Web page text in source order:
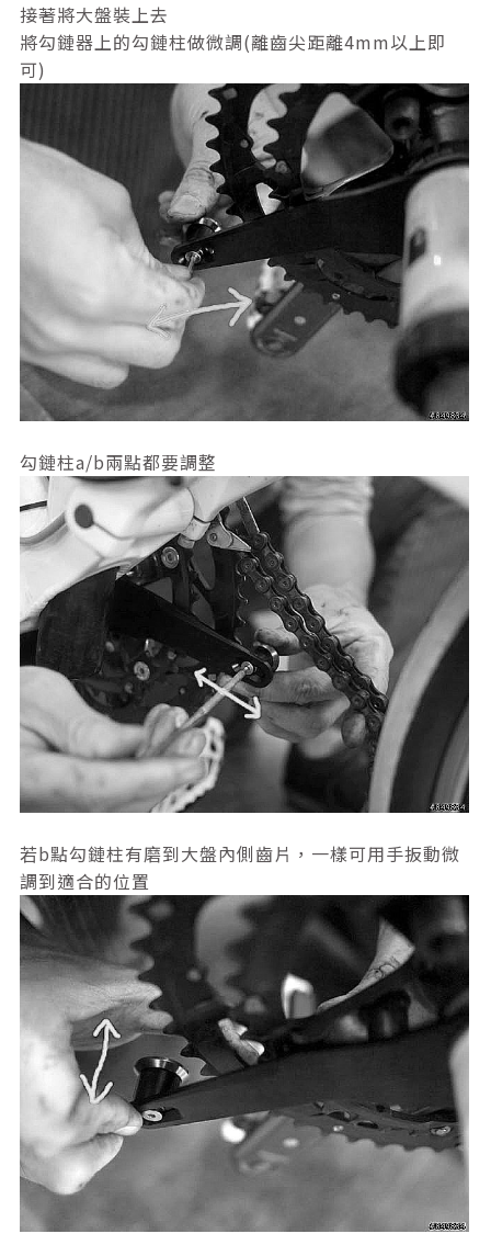
接著將大盤裝上去
將勾鏈器上的勾鏈柱做微調(離齒尖距離4mm以上即
可)
勾鏈柱a/b兩點都要調整
若b點勾鏈柱有磨到大盤內側齒片，一樣可用手扳動微
調到適合的位置